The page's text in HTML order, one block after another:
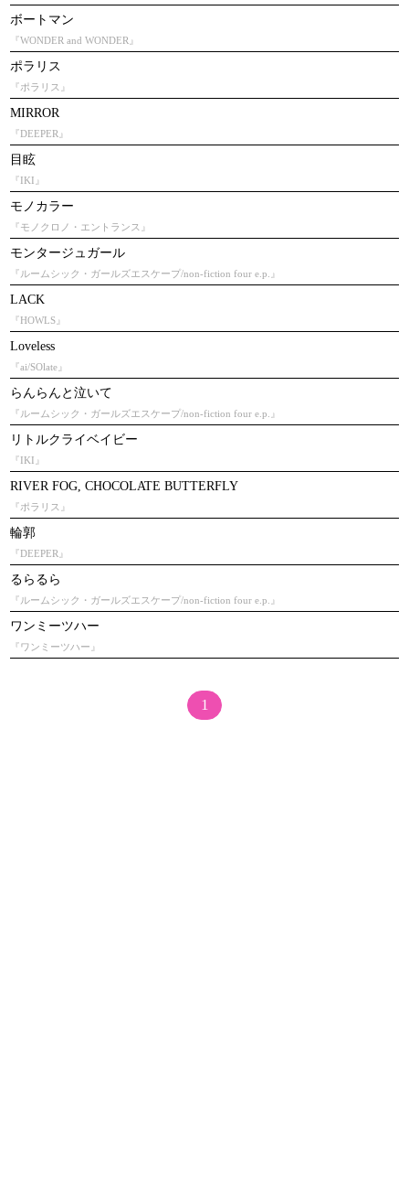
ボートマン
『WONDER and WONDER』
ポラリス
『ポラリス』
MIRROR
『DEEPER』
目眩
『IKI』
モノカラー
『モノクロノ・エントランス』
モンタージュガール
『ルームシック・ガールズエスケープ/non-fiction four e.p.』
LACK
『HOWLS』
Loveless
『ai/SOlate』
らんらんと泣いて
『ルームシック・ガールズエスケープ/non-fiction four e.p.』
リトルクライベイビー
『IKI』
RIVER FOG, CHOCOLATE BUTTERFLY
『ポラリス』
輪郭
『DEEPER』
るらるら
『ルームシック・ガールズエスケープ/non-fiction four e.p.』
ワンミーツハー
『ワンミーツハー』
1